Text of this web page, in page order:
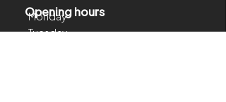
Opening hours
Monday
Tuesday
Closed